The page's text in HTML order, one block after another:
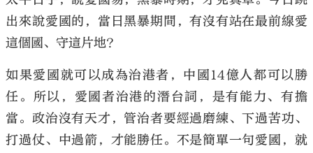
出來說愛國的，當日黑暴期間，有沒有站在最前線愛
這個國、守這片地？
如果愛國就可以成為治港者，中國14億人都可以勝
任。所以，愛國者治港的潛台詞，是有能力、有擔
當。政治沒有天才，管治者要經過磨練、下過苦功、
打過仗、中過箭，才能勝任。不是簡單一句愛國，就